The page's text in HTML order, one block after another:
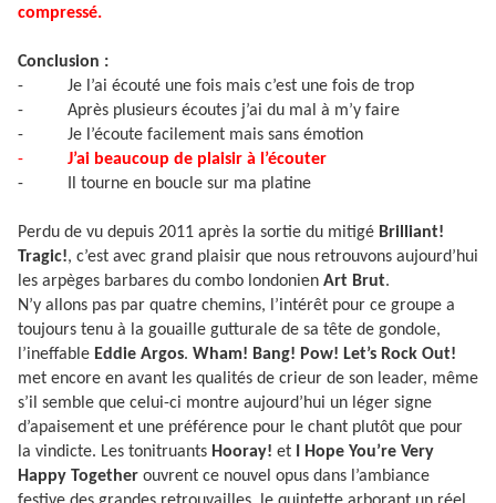
compressé.
Conclusion :
-
Je l’ai écouté une fois mais c’est une fois de trop
-
Après plusieurs écoutes j’ai du mal à m’y faire
-
Je l’écoute facilement mais sans émotion
-
J’ai beaucoup de plaisir à l’écouter
-
Il tourne en boucle sur ma platine
Perdu de vu depuis 2011 après la sortie du mitigé Brilliant!
Tragic!, c’est avec grand plaisir que nous retrouvons aujourd’hui
les arpèges barbares du combo londonien Art Brut.
N’y allons pas par quatre chemins, l’intérêt pour ce groupe a
toujours tenu à la gouaille gutturale de sa tête de gondole,
l’ineffable Eddie Argos. Wham! Bang! Pow! Let’s Rock Out!
met encore en avant les qualités de crieur de son leader, même
s’il semble que celui-ci montre aujourd’hui un léger signe
d’apaisement et une préférence pour le chant plutôt que pour
la vindicte. Les tonitruants Hooray! et
I Hope You’re Very
Happy Together ouvrent ce nouvel opus dans l’ambiance